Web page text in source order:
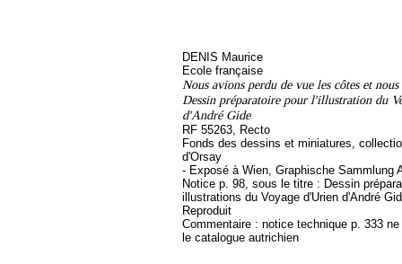
DENIS Maurice
Ecole française
Nous avions perdu de vue les côtes et
Dessin préparatoire pour l'illustration du
d'André Gide
RF 55263, Recto
Fonds des dessins et miniatures,
d'Orsay
- Exposé à Wien, Graphische Sammlung
Notice p. 98, sous le titre : Dessin
illustrations du Voyage d'Urien d'André
Reproduit
Commentaire : notice technique p. 333
le catalogue autrichien